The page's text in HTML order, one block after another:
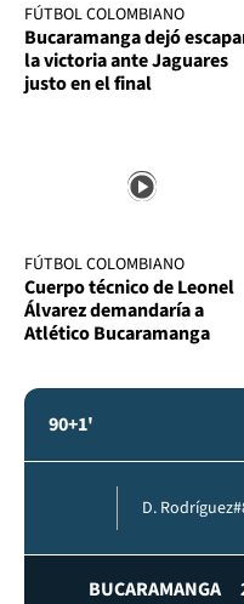
FÚTBOL COLOMBIANO
Bucaramanga dejó
la victoria ante Jaguares
justo en el final
FÚTBOL COLOMBIANO
Cuerpo técnico de Leonel
Álvarez demandaría a
Atlético Bucaramanga
90+1'
D. Rodríguez
BUCARAMANGA